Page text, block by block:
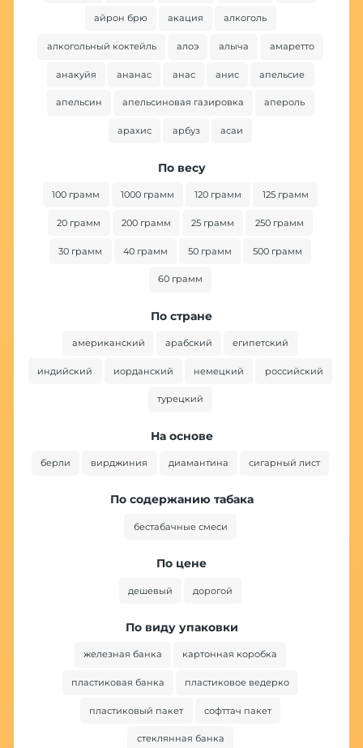
айрон брю акация алкоголь
алкогольный коктейль алоэ алыча амаретто
анакуйя ананас анас анис апельсие
апельсин апельсиновая газировка апероль
арахис арбуз асаи
По весу
100 грамм 1000 грамм 120 грамм 125 грамм
20 грамм 200 грамм 25 грамм 250 грамм
30 грамм 40 грамм 50 грамм 500 грамм
60 грамм
По стране
американский арабский египетский
индийский иорданский немецкий российский
турецкий
На основе
берли вирджиния диамантина сигарный лист
По содержанию табака
бестабачные смеси
По цене
дешевый дорогой
По виду упаковки
железная банка картонная коробка
пластиковая банка пластиковое ведерко
пластиковый пакет софттач пакет
стеклянная банка